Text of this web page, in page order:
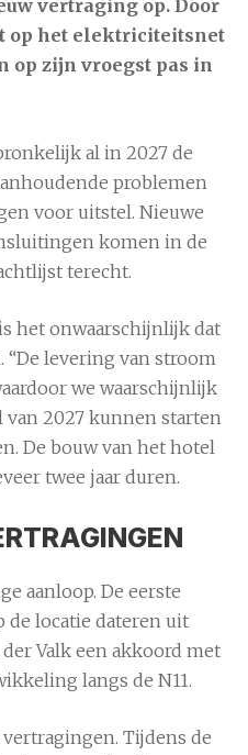
vertraging op. Door
op het elektriciteitsnet
op zijn vroegst pas in
al in 2027 de
problemen
voor uitstel. Nieuwe
komen in de
terecht.
het onwaarschijnlijk dat
levering van stroom
we waarschijnlijk
van 2027 kunnen starten
De bouw van het hotel
twee jaar duren.
aanloop. De eerste
de locatie dateren uit
Valk een akkoord met
langs de N11.
Tijdens de